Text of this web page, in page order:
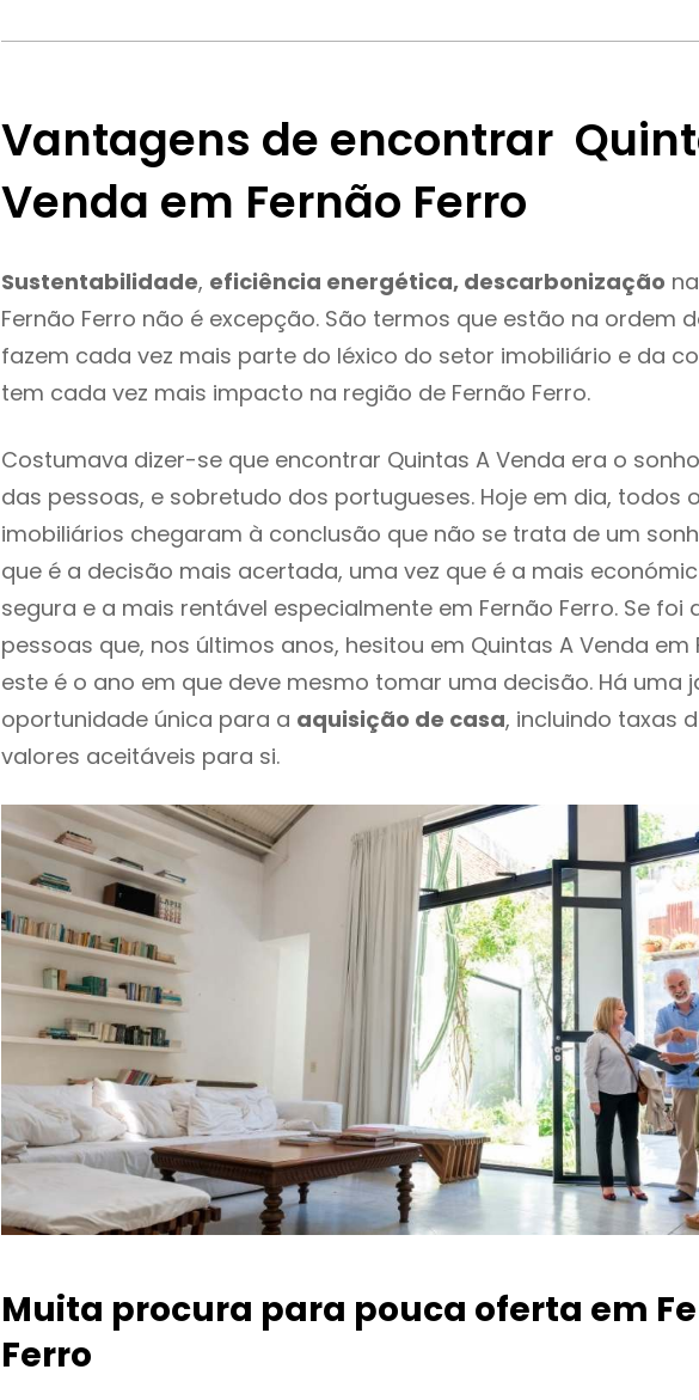
Vantagens de encontrar
Venda em Fernão Ferro
Sustentabilidade, eficiência energética, descarbonização
Fernão Ferro não é excepção. São termos que estão na ordem
fazem cada vez mais parte do léxico do setor imobiliário e da
tem cada vez mais impacto na região de Fernão Ferro.
Costumava dizer-se que encontrar Quintas A Venda era o
das pessoas, e sobretudo dos portugueses. Hoje em dia, todos
imobiliários chegaram à conclusão que não se trata de um
que é a decisão mais acertada, uma vez que é a mais
segura e a mais rentável especialmente em Fernão Ferro. Se foi
pessoas que, nos últimos anos, hesitou em Quintas A Venda em
este é o ano em que deve mesmo tomar uma decisão. Há uma
oportunidade única para a aquisição de casa, incluindo taxas
valores aceitáveis para si.
Muita procura para pouca oferta em
Ferro